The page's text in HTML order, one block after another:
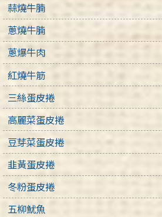
蒜燒牛腩
蔥燒牛腩
蔥爆牛肉
紅燒牛筋
三絲蛋皮捲
高麗菜蛋皮捲
豆芽菜蛋皮捲
韭黃蛋皮捲
冬粉蛋皮捲
五柳魷魚